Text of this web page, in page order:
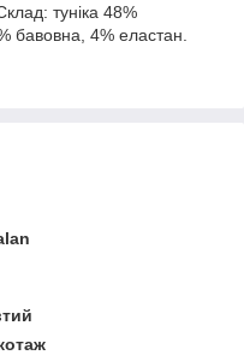
туніка 48%
бавовна, 4% еластан.